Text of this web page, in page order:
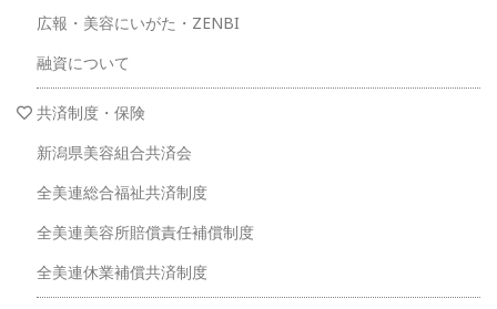
広報・美容にいがた・ZENBI
融資について
共済制度・保険
新潟県美容組合共済会
全美連総合福祉共済制度
全美連美容所賠償責任補償制度
全美連休業補償共済制度